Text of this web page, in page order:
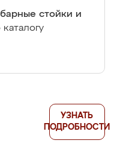
стойки и
каталогу
УЗНАТЬ
ПОДРОБНОСТИ